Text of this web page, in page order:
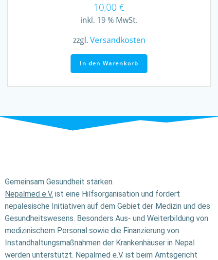
10,00 €
inkl. 19 % MwSt.
zzgl. Versandkosten
In den Warenkorb
Gemeinsam Gesundheit stärken.
Nepalmed e.V. ist eine Hilfsorganisation und fördert
nepalesische Initiativen auf dem Gebiet der Medizin und des
Gesundheitswesens. Besonders Aus- und Weiterbildung von
medizinischem Personal sowie die Finanzierung von
Instandhaltungsmaßnahmen der Krankenhäuser in Nepal
werden unterstützt. Nepalmed e.V. ist beim Amtsgericht